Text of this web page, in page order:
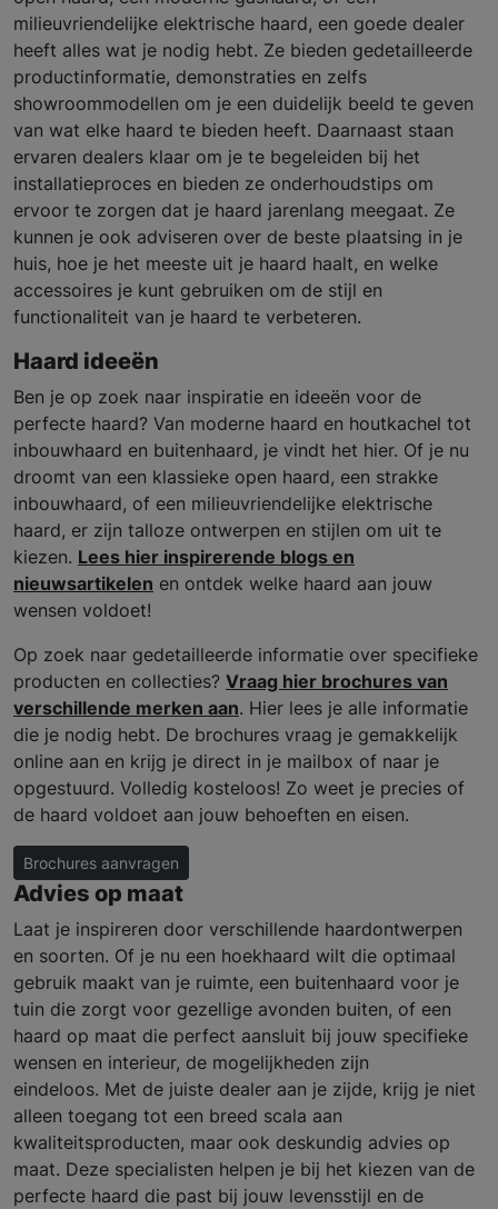
milieuvriendelijke elektrische haard, een goede dealer
heeft alles wat je nodig hebt. Ze bieden gedetailleerde
productinformatie, demonstraties en zelfs
showroommodellen om je een duidelijk beeld te geven
van wat elke haard te bieden heeft. Daarnaast staan
ervaren dealers klaar om je te begeleiden bij het
installatieproces en bieden ze onderhoudstips om
ervoor te zorgen dat je haard jarenlang meegaat. Ze
kunnen je ook adviseren over de beste plaatsing in je
huis, hoe je het meeste uit je haard haalt, en welke
accessoires je kunt gebruiken om de stijl en
functionaliteit van je haard te verbeteren.
Haard ideeën
Ben je op zoek naar inspiratie en ideeën voor de
perfecte haard? Van moderne haard en houtkachel tot
inbouwhaard en buitenhaard, je vindt het hier. Of je nu
droomt van een klassieke open haard, een strakke
inbouwhaard, of een milieuvriendelijke elektrische
haard, er zijn talloze ontwerpen en stijlen om uit te
kiezen. Lees hier inspirerende blogs en
nieuwsartikelen en ontdek welke haard aan jouw
wensen voldoet!
Op zoek naar gedetailleerde informatie over specifieke
producten en collecties? Vraag hier brochures van
verschillende merken aan. Hier lees je alle informatie
die je nodig hebt. De brochures vraag je gemakkelijk
online aan en krijg je direct in je mailbox of naar je
opgestuurd. Volledig kosteloos! Zo weet je precies of
de haard voldoet aan jouw behoeften en eisen.
Brochures aanvragen
Advies op maat
Laat je inspireren door verschillende haardontwerpen
en soorten. Of je nu een hoekhaard wilt die optimaal
gebruik maakt van je ruimte, een buitenhaard voor je
tuin die zorgt voor gezellige avonden buiten, of een
haard op maat die perfect aansluit bij jouw specifieke
wensen en interieur, de mogelijkheden zijn
eindeloos. Met de juiste dealer aan je zijde, krijg je niet
alleen toegang tot een breed scala aan
kwaliteitsproducten, maar ook deskundig advies op
maat. Deze specialisten helpen je bij het kiezen van de
perfecte haard die past bij jouw levensstijl en de